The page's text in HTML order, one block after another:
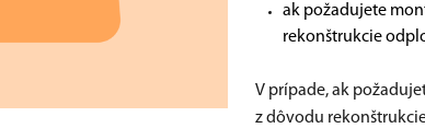
ak požadujete
rekonštrukcie
V prípade, ak
z dôvodu